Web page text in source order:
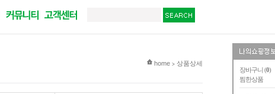
장바구니 (0)
찜한상품
현재 위치
home > 상품상세